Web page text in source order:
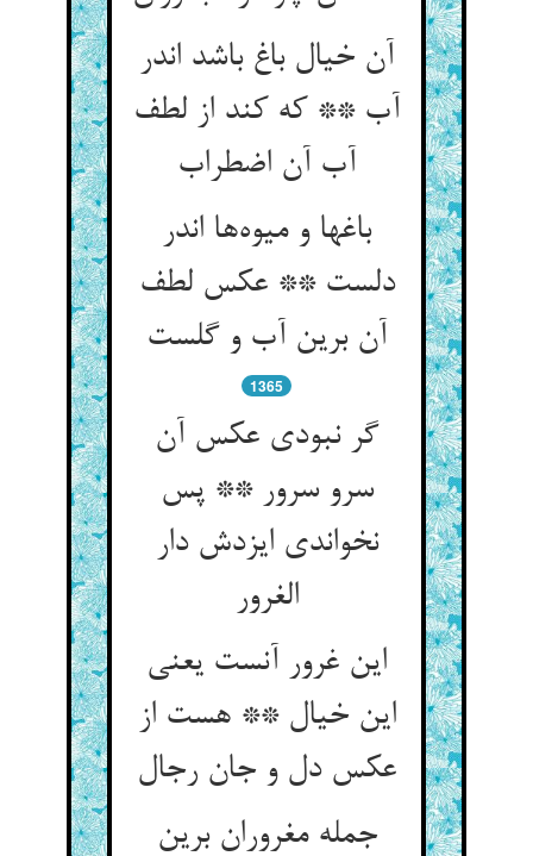
آن خیال باغ باشد اندر
آب ** که کند از لطف
آب آن اضطراب
باغها و میوه‌ها اندر
دلست ** عکس لطف
آن برین آب و گلست
1365
گر نبودی عکس آن
سرو سرور ** پس
نخواندی ایزدش دار
الغرور
این غرور آنست یعنی
این خیال ** هست از
عکس دل و جان رجال
جمله مغروران برین